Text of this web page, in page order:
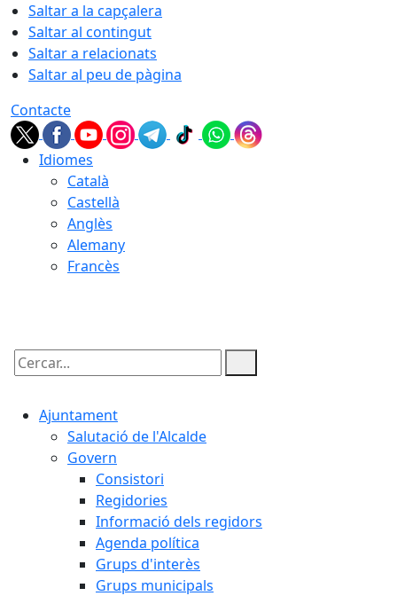
Saltar a la capçalera
Saltar al contingut
Saltar a relacionats
Saltar al peu de pàgina
Contacte
Idiomes
Català
Castellà
Anglès
Alemany
Francès
Cercar:
Ajuntament
Salutació de l'Alcalde
Govern
Consistori
Regidories
Informació dels regidors
Agenda política
Grups d'interès
Grups municipals